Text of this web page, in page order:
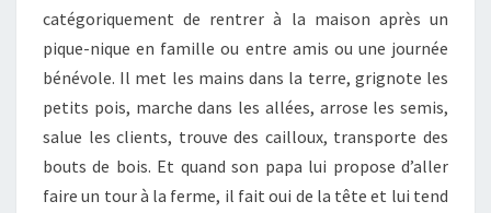
catégoriquement de rentrer à la maison après un
pique-nique en famille ou entre amis ou une journée
bénévole. Il met les mains dans la terre, grignote les
petits pois, marche dans les allées, arrose les semis,
salue les clients, trouve des cailloux, transporte des
bouts de bois. Et quand son papa lui propose d’aller
faire un tour à la ferme, il fait oui de la tête et lui tend